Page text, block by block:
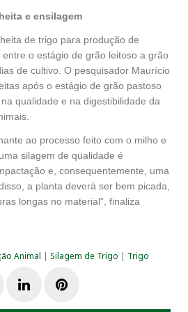
e ensilagem
de trigo para produção de
o estágio de grão leitoso a grão
de cultivo. O pesquisador Maurício
após o estágio de grão pastoso
qualidade e na digestibilidade da
ao processo feito com o milho e
silagem de qualidade é
e, consequentemente, uma
a planta deverá ser bem picada,
longas no material”, finaliza
Animal | Silagem de Trigo | Trigo